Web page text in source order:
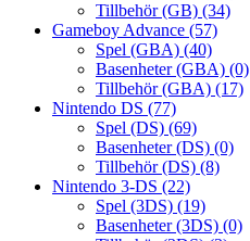
Tillbehör (GB) (34)
Gameboy Advance (57)
Spel (GBA) (40)
Basenheter (GBA) (0)
Tillbehör (GBA) (17)
Nintendo DS (77)
Spel (DS) (69)
Basenheter (DS) (0)
Tillbehör (DS) (8)
Nintendo 3-DS (22)
Spel (3DS) (19)
Basenheter (3DS) (0)